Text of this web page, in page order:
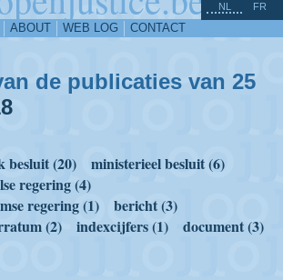
ABOUT WEB LOG CONTACT
NL FR
de publicaties van 25
(20)
ministerieel besluit (6)
regering (4)
regering (1)
bericht (3)
(2) indexcijfers (1) document (3)
^